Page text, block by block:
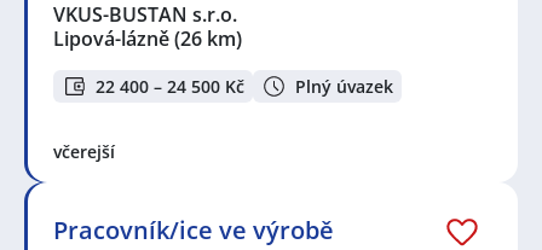
VKUS-BUSTAN s.r.o.
Lipová-lázně(26 km)
22 400 – 24 500 Kč Plný úvazek
včerejší
Pracovník/ice ve výrobě